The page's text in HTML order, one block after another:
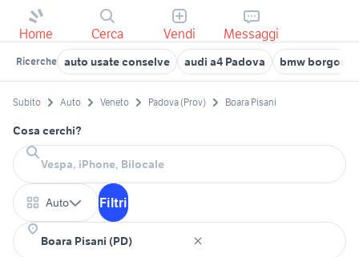
Home Cerca Vendi Messaggi
Ricerche auto usate conselve audi a4 Padova bmw
Subito Auto Veneto Padova (Prov) Boara Pisani
Cosa cerchi?
Auto Filtri